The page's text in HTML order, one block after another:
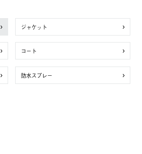
ジャケット
コート
防水スプレー